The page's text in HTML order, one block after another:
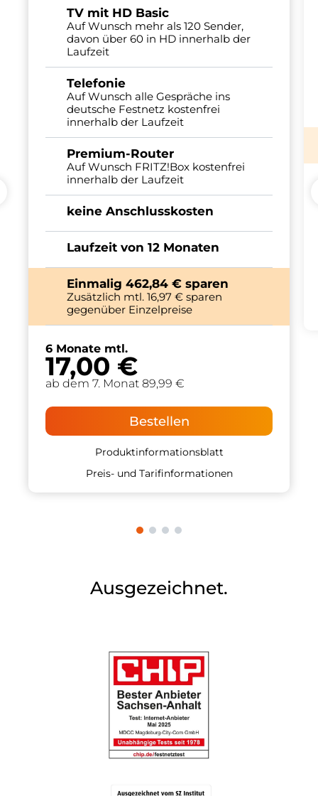
TV mit HD Basic
Auf Wunsch mehr als 120 Sender,
davon über 60 in HD innerhalb der
Laufzeit
Telefonie
Auf Wunsch alle Gespräche ins
deutsche Festnetz kostenfrei
innerhalb der Laufzeit
Premium-Router
Auf Wunsch FRITZ!Box kostenfrei
innerhalb der Laufzeit
keine Anschlusskosten
Laufzeit von 12 Monaten
Einmalig 462,84 € sparen
Zusätzlich mtl. 16,97 € sparen
gegenüber Einzelpreise
6 Monate mtl.
17,00 €
ab dem 7. Monat 89,99 €
Bestellen
Produktinformationsblatt
Preis- und Tarifinformationen
Ausgezeichnet.